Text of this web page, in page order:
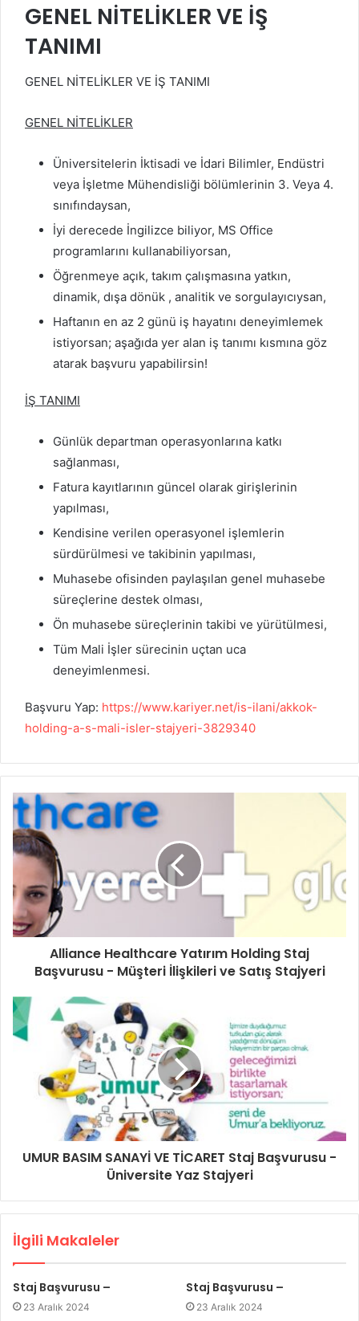
GENEL NİTELİKLER VE İŞ
TANIMI
GENEL NİTELİKLER VE İŞ TANIMI
GENEL NİTELİKLER
Üniversitelerin İktisadi ve İdari Bilimler, Endüstri
veya İşletme Mühendisliği bölümlerinin 3. Veya 4.
sınıfındaysan,
İyi derecede İngilizce biliyor, MS Office
programlarını kullanabiliyorsan,
Öğrenmeye açık, takım çalışmasına yatkın,
dinamik, dışa dönük , analitik ve sorgulayıcıysan,
Haftanın en az 2 günü iş hayatını deneyimlemek
istiyorsan; aşağıda yer alan iş tanımı kısmına göz
atarak başvuru yapabilirsin!
İŞ TANIMI
Günlük departman operasyonlarına katkı
sağlanması,
Fatura kayıtlarının güncel olarak girişlerinin
yapılması,
Kendisine verilen operasyonel işlemlerin
sürdürülmesi ve takibinin yapılması,
Muhasebe ofisinden paylaşılan genel muhasebe
süreçlerine destek olması,
Ön muhasebe süreçlerinin takibi ve yürütülmesi,
Tüm Mali İşler sürecinin uçtan uca
deneyimlenmesi.
Başvuru Yap: https://www.kariyer.net/is-ilani/akkok-
holding-a-s-mali-isler-stajyeri-3829340
Alliance Healthcare Yatırım Holding Staj
Başvurusu - Müşteri İlişkileri ve Satış Stajyeri
UMUR BASIM SANAYİ VE TİCARET Staj Başvurusu -
Üniversite Yaz Stajyeri
İlgili Makaleler
Staj Başvurusu –
23 Aralık 2024
Staj Başvurusu –
23 Aralık 2024